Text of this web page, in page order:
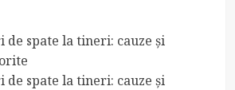
de spate la tineri: cauze și
de spate la tineri: cauze și